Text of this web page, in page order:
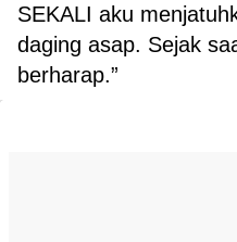
SEKALI aku
daging asap. Sejak
berharap.”